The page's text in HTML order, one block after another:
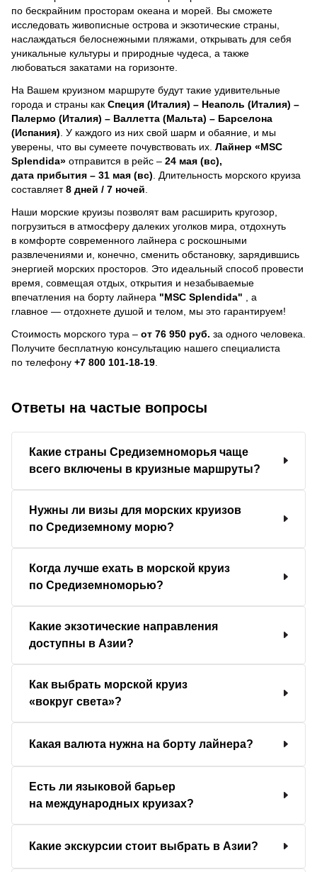
по бескрайним просторам океана и морей. Вы сможете
исследовать живописные острова и экзотические страны,
наслаждаться белоснежными пляжами, открывать для себя
уникальные культуры и природные чудеса, а также
любоваться закатами на горизонте.
На Вашем круизном маршруте будут такие удивительные
города и страны как Специя (Италия) – Неаполь (Италия) –
Палермо (Италия) – Валлетта (Мальта) – Барселона
(Испания) . У каждого из них свой шарм и обаяние, и мы
уверены, что вы сумеете почувствовать их. Лайнер «MSC
Splendida» отправится в рейс – 24 мая (вс),
дата прибытия – 31 мая (вс) . Длительность морского круиза
составляет8 дней / 7 ночей
Наши морские круизы позволят вам расширить кругозор,
погрузиться в атмосферу далеких уголков мира, отдохнуть
в комфорте современного лайнера с роскошными
развлечениями и, конечно, сменить обстановку, зарядившись
энергией морских просторов. Это идеальный способ провести
время, совмещая отдых, открытия и незабываемые
впечатления на борту лайнера "MSC Splendida"
, a
главное — отдохнете душой и телом, мы это гарантируем!
Стоимость морского тура – от 76 950 руб. за одного человека.
Получите бесплатную консультацию нашего специалиста
по телефону +7 800 101-18-19
Ответы на частые вопросы
Какие страны Средиземноморья чаще
всего включены в круизные маршруты?
Нужны ли визы для морских круизов
по Средиземному морю?
Когда лучше ехать в морской круиз
по Средиземноморью?
Какие экзотические направления
доступны в Азии?
Как выбрать морской круиз
«вокруг света»?
Какая валюта нужна на борту лайнера?
Есть ли языковой барьер
на международных круизах?
Какие экскурсии стоит выбрать в Азии?